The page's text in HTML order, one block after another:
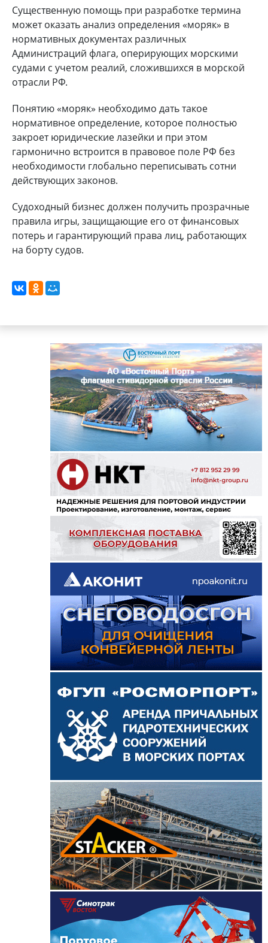
Существенную помощь при разработке термина
может оказать анализ определения «моряк» в
нормативных документах различных
Администраций флага, оперирующих морскими
судами с учетом реалий, сложившихся в морской
отрасли РФ.
Понятию «моряк» необходимо дать такое
нормативное определение, которое полностью
закроет юридические лазейки и при этом
гармонично встроится в правовое поле РФ без
необходимости глобально переписывать сотни
действующих законов.
Судоходный бизнес должен получить прозрачные
правила игры, защищающие его от финансовых
потерь и гарантирующий права лиц, работающих
на борту судов.